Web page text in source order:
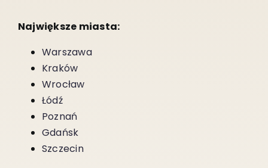
Największe miasta:
Warszawa
Kraków
Wrocław
Łódź
Poznań
Gdańsk
Szczecin